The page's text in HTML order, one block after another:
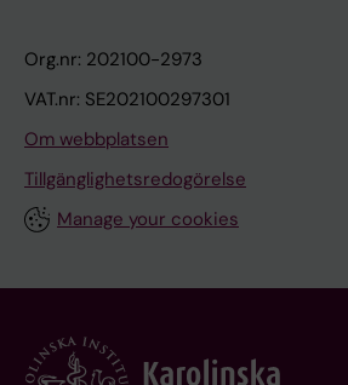
Org.nr: 202100-2973
VAT.nr: SE202100297301
Om webbplatsen
Tillgänglighetsredogörelse
Manage your cookies